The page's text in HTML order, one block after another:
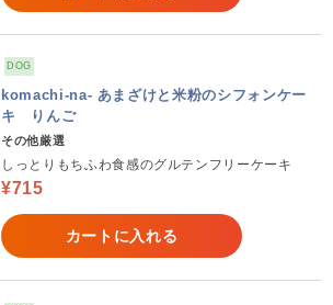
DOG
komachi-na- あまざけと米粉のシフォンケー
キ りんご
その他厳選
しっとりもちふわ食感のグルテンフリーケーキ
¥715
カートに入れる